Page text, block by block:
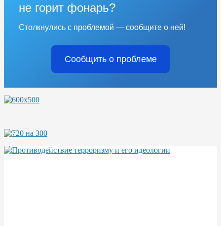
не горит фонарь?
Столкнулись с проблемой — сообщите о ней!
Сообщить о проблеме